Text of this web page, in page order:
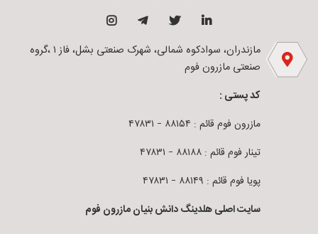
مازندران، سوادکوه شمالی، شهرک صنعتی بشل، فاز ۱ ،گروه
صنعتی مازرون فوم
کد پستی :
مازرون فوم قائم : ۸۸۱۵۴ – ۴۷۸۳۱
تینار فوم قائم : ۸۸۱۸۸ – ۴۷۸۳۱
پویا فوم قائم : ۸۸۱۴۹ – ۴۷۸۳۱
سایت اصلی هلدینگ دانش بنیان مازرون فوم